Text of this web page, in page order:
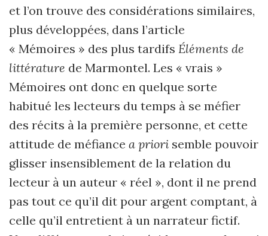
et l’on trouve des considérations similaires,
plus développées, dans l’article
« Mémoires » des plus tardifs Éléments de
littérature de Marmontel. Les « vrais »
Mémoires ont donc en quelque sorte
habitué les lecteurs du temps à se méfier
des récits à la première personne, et cette
attitude de méfiance a priori semble pouvoir
glisser insensiblement de la relation du
lecteur à un auteur « réel », dont il ne prend
pas tout ce qu’il dit pour argent comptant, à
celle qu’il entretient à un narrateur fictif.